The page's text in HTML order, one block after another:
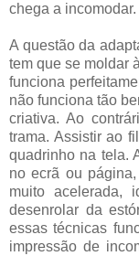
chega a incomodar.
A questão da
tem que se moldar
funciona
não funciona tão
criativa. Ao
trama. Assistir ao
quadrinho na tela.
no ecrã ou
muito acelerada,
desenrolar da
essas técnicas
impressão de